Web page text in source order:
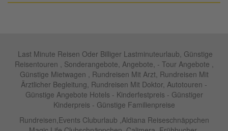
Last Minute Reisen Oder Billiger Lastminuteurlaub, Günstige
Reisentouren , Sonderangebote, Angebote, - Tour Angebote ,
Günstige Mietwagen , Rundreisen Mit Arzt, Rundreisen Mit
Ärztlicher Begleitung, Rundreisen Mit Doktor, Autotouren -
Günstige Angebote Hotels - Kinderfestpreis - Günstiger
Kinderpreis - Günstige Familienpreise
Rundreisen,Events Cluburlaub ,Aldiana Reiseschnäppchen